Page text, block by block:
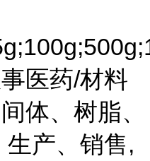
医药/材料
体、树脂、
产、销售,